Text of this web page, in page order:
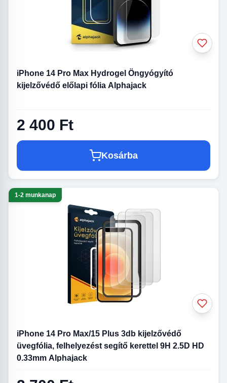
iPhone 14 Pro Max Hydrogel Öngyógyító
kijelzővédő előlapi fólia Alphajack
2 400 Ft
Kosárba
1-2 munkanap
iPhone 14 Pro Max/15 Plus 3db kijelzővédő
üvegfólia, felhelyezést segítő kerettel 9H 2.5D HD
0.33mm Alphajack